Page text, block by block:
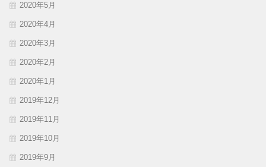
2020年5月
2020年4月
2020年3月
2020年2月
2020年1月
2019年12月
2019年11月
2019年10月
2019年9月